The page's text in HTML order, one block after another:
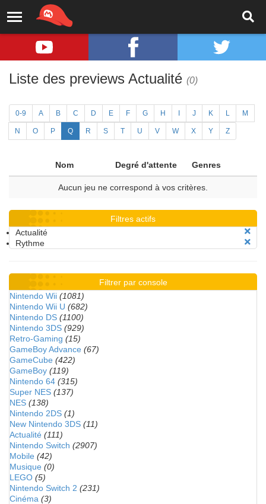
Liste des previews Actualité (0)
0-9 A B C D E F G H J K L M
N O P Q R S T U V W X Y Z
Nom Degré d'attente Genres
Aucun jeu ne correspond à vos critères.
Filtres actifs
Actualité
Rythme
Filtrer par console
Nintendo Wii (1081)
Nintendo Wii U (682)
Nintendo DS (1100)
Nintendo 3DS (929)
Retro-Gaming (15)
GameBoy Advance (67)
GameCube (422)
GameBoy (119)
Nintendo 64 (315)
Super NES (137)
NES (138)
Nintendo 2DS (1)
New Nintendo 3DS (11)
Actualité (111)
Nintendo Switch (2907)
Mobile (42)
Musique (0)
LEGO (5)
Nintendo Switch 2 (231)
Cinéma (3)